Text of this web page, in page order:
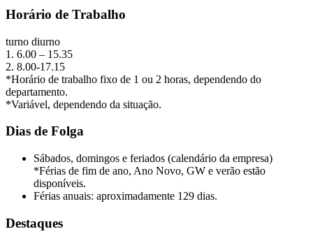
Horário de Trabalho
turno diurno
1. 6.00 – 15.35
2. 8.00-17.15
*Horário de trabalho fixo de 1 ou 2 horas, dependendo do
departamento.
*Variável, dependendo da situação.
Dias de Folga
Sábados, domingos e feriados (calendário da empresa)
*Férias de fim de ano, Ano Novo, GW e verão estão
disponíveis.
Férias anuais: aproximadamente 129 dias.
Destaques